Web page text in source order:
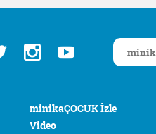
minikaÇOCUK İzle
Video